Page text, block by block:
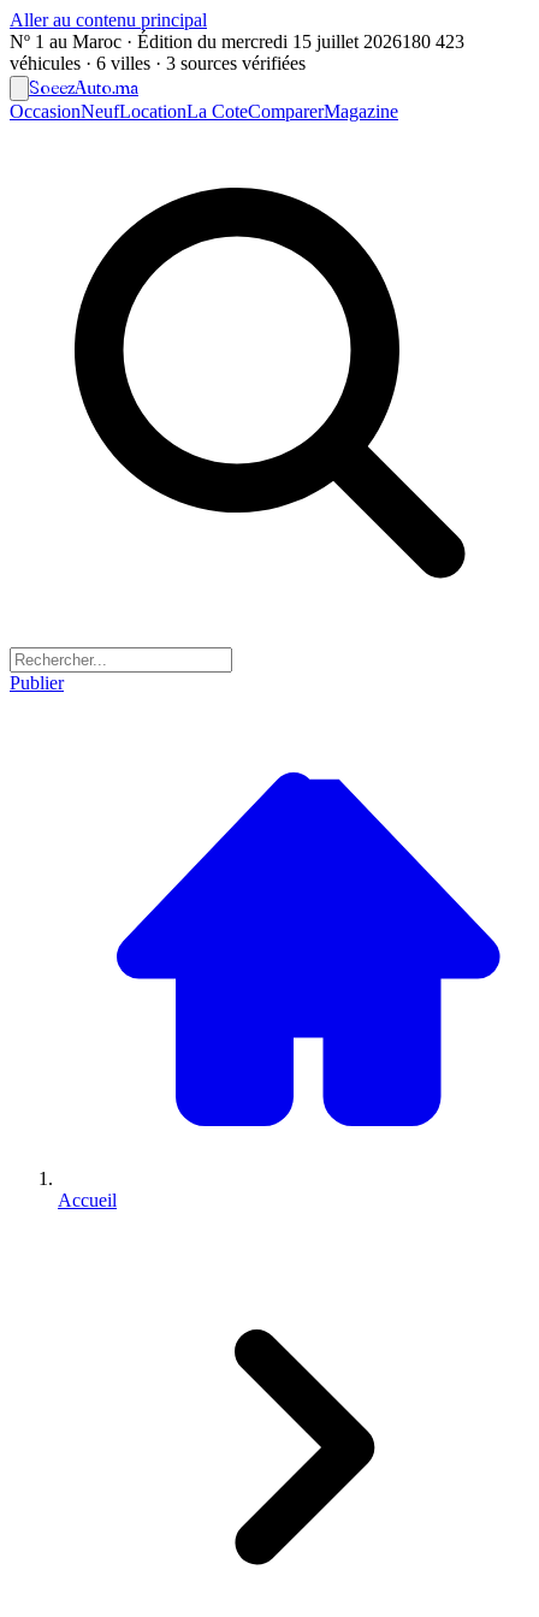
Aller au contenu principal
Nº 1 au Maroc · Édition du mercredi 15 juillet 2026180 423
véhicules · 6 villes · 3 sources vérifiées
SoeezAuto.ma
OccasionNeufLocationLa CoteComparerMagazine
Publier
Accueil